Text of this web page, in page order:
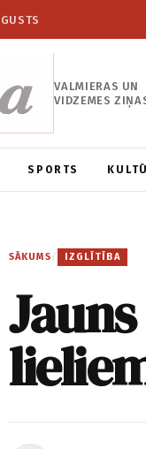
VALMIERAS UN
VIDZEMES
SPORTS
SĀKUMS / IZGLĪTĪBA